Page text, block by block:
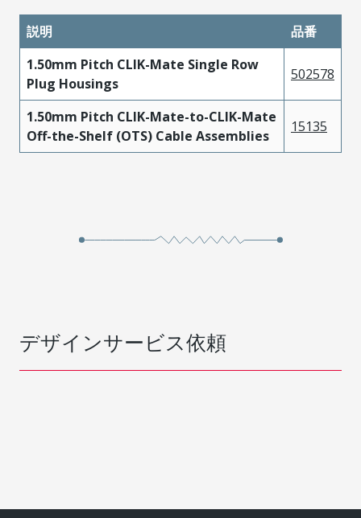
説明
品番
1.50mm Pitch CLIK-Mate Single Row
Plug Housings
502578
1.50mm Pitch CLIK-Mate-to-CLIK-Mate
Off-the-Shelf (OTS) Cable Assemblies
15135
デザインサービス依頼